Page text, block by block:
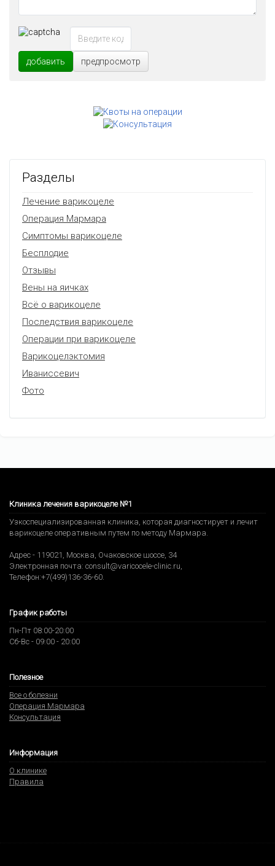
добавить предпросмотр
Разделы
Лечение варикоцеле
Операция Мармара
Симптомы варикоцеле
Бесплодие
Отзывы
Вены на яичках
Всё о варикоцеле
Последствия варикоцеле
Операции при варикоцеле
Варикоцелэктомия
Иваниссевич
Фото
Клиника лечения варикоцеле №1
Узкоспециализированная клиника, которая диагностирует и лечит
варикоцеле оперативным путем по методу Мармара.
Адрес - 119021 Москва Очаковское шоссе, 34
Электронная почта: consult@varicocele-clinic.ru
Телефон:+7(499)136-36-60
График работы
Пн-Пт 08:00-20:00
Сб-Вс - 09:00 - 20:00
Полезное
Все о болезни
Операция Мармара
Консультация
Информация
О клинике
Правила